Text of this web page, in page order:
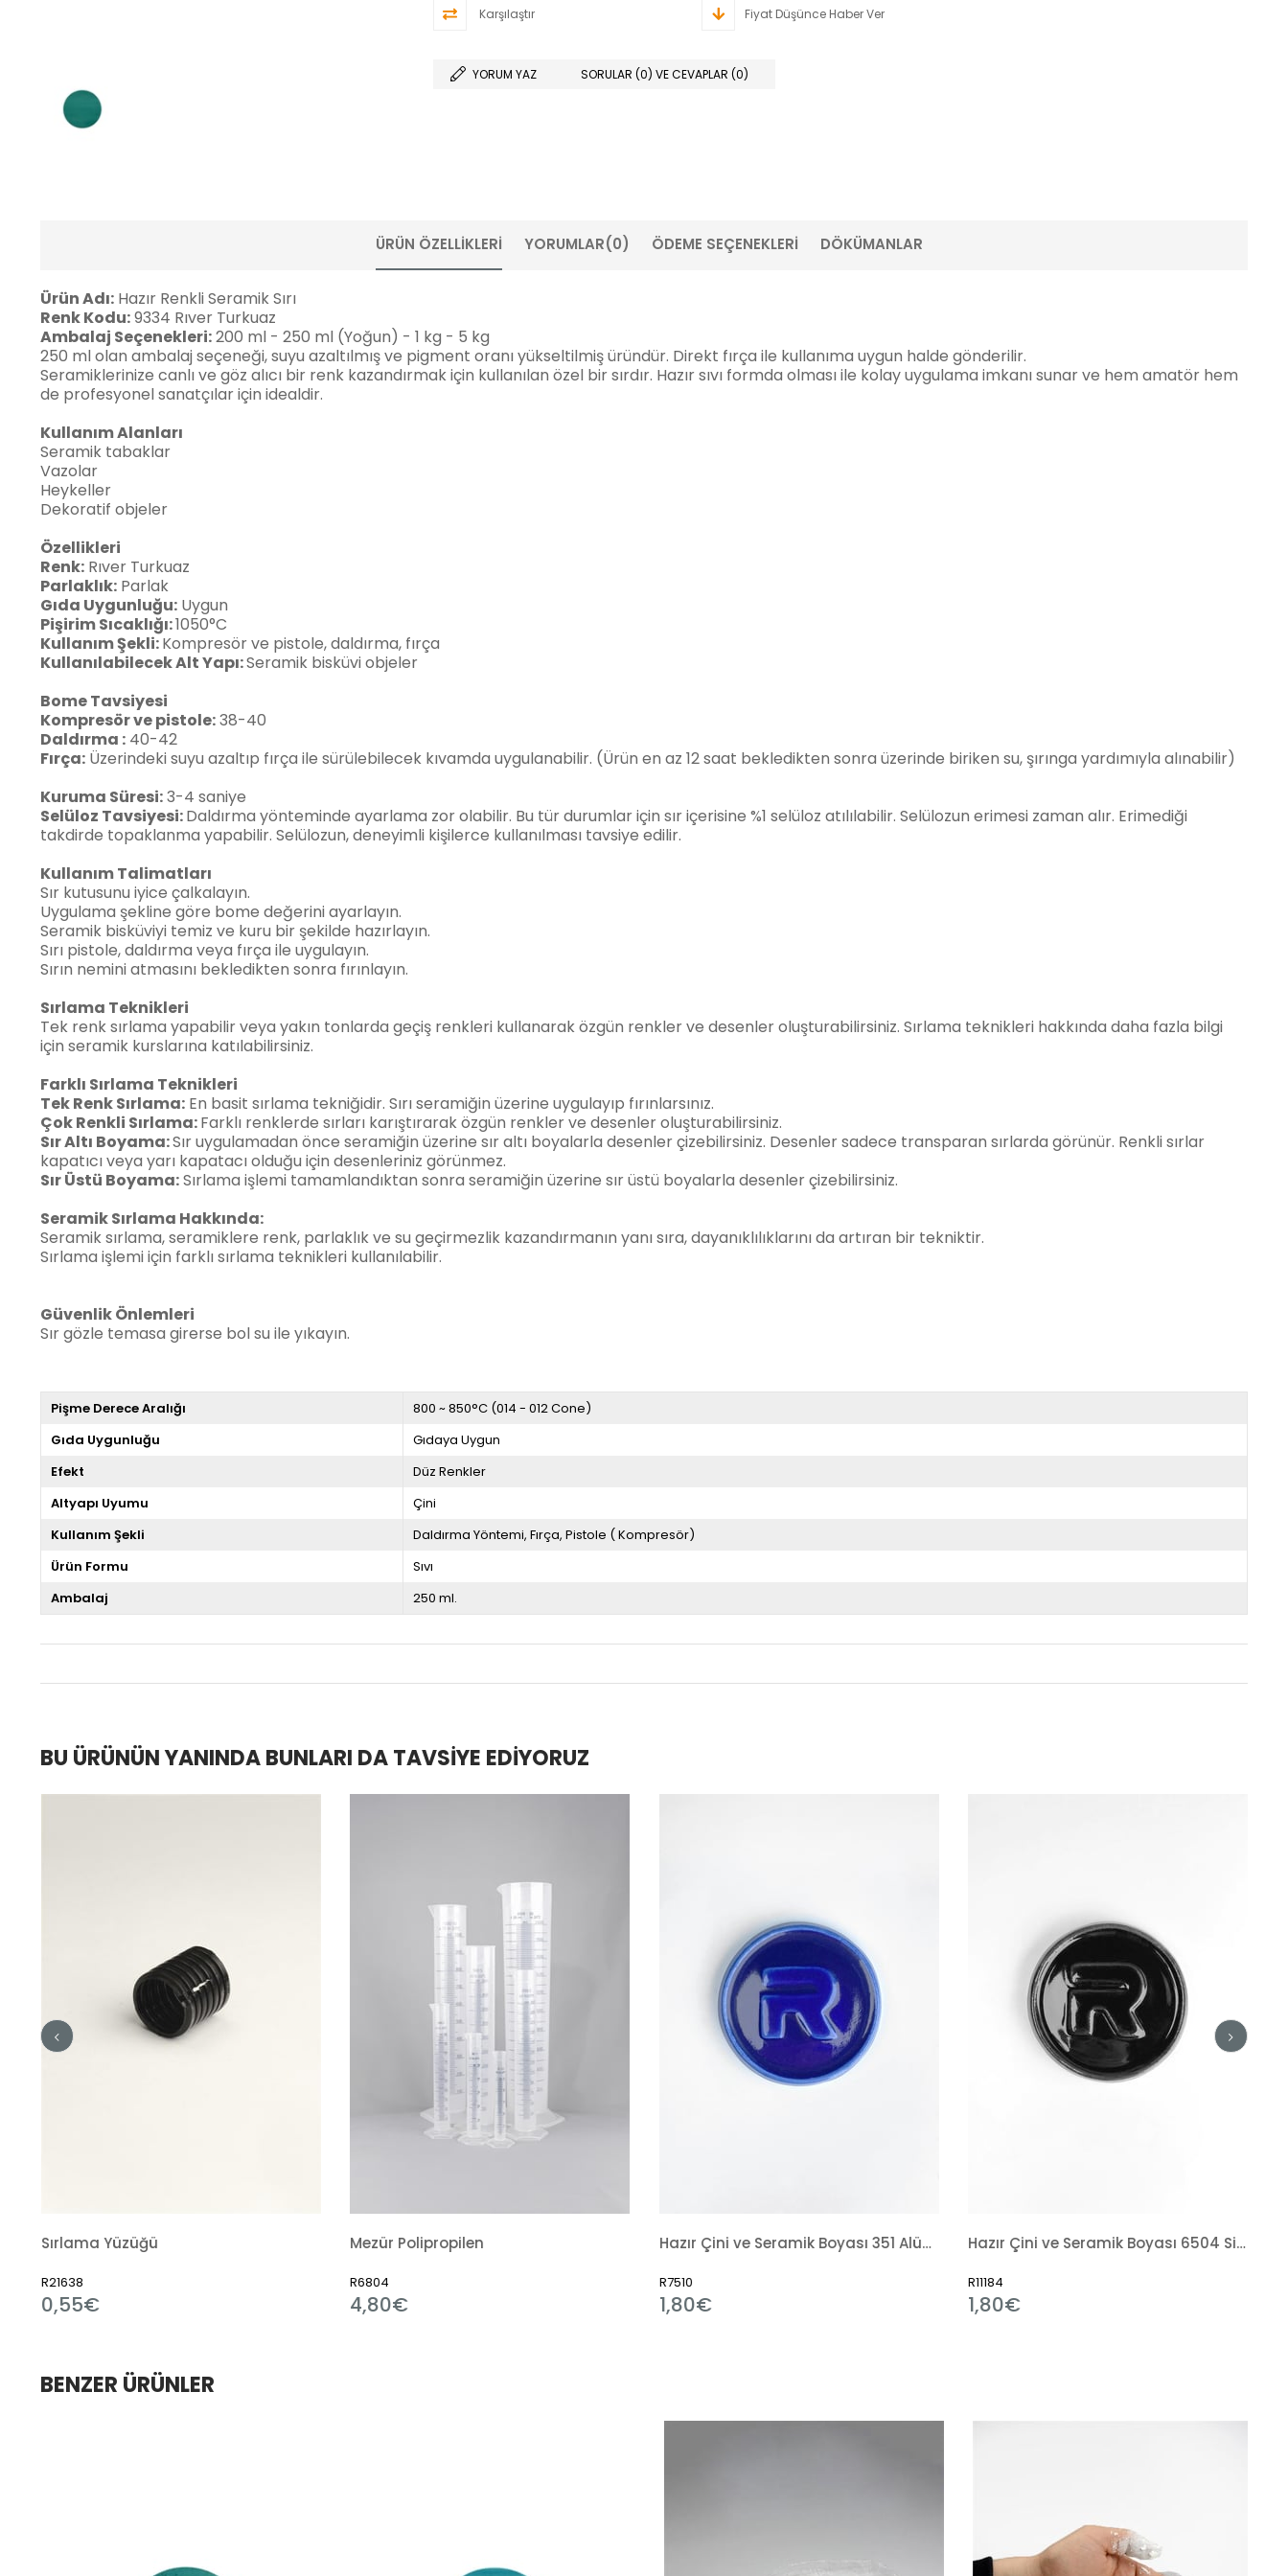
Karşılaştır Fiyat Düşünce Haber Ver
YORUM YAZ SORULAR (0) VE CEVAPLAR (0)
ÜRÜN ÖZELLIKLERI YORUMLAR(0) ÖDEME SEÇENEKLERI DÖKÜMANLAR
Ürün Adı: Hazır Renkli Seramik Sırı
Renk Kodu:9334 Rıver Turkuaz
Ambalaj Seçenekleri:200 ml - 250 ml (Yoğun) - 1 kg - 5 kg
250 ml olan ambalaj seçeneği, suyu azaltılmış ve pigment oranı yükseltilmiş üründür. Direkt fırça ile kullanıma uygun halde gönderilir.
Seramiklerinize canlı ve göz alıcı bir renk kazandırmak için kullanılan özel bir sırdır. Hazır sıvı formda olması ile kolay uygulama imkanı sunar ve hem amatör hem
de profesyonel sanatçılar için idealdir.
Kullanım Alanları
Seramik tabaklar
Vazolar
Heykeller
Dekoratif objeler
Özellikleri
Renk: Rıver Turkuaz
Parlaklık: Parlak
Gıda Uygunluğu: Uygun
Pişirim Sıcaklığı:1050°C
Kullanım Şekli:Kompresör ve pistole, daldırma, fırça
Kullanılabilecek Alt Yapı:Seramik bisküvi objeler
Bome Tavsiyesi
Kompresör ve pistole:38-40
Daldırma : 40-42
Fırça: Üzerindeki suyu azaltıp fırça ile sürülebilecek kıvamda uygulanabilir. (Ürün en az 12 saat bekledikten sonra üzerinde biriken su, şırınga yardımıyla alınabilir)
Kuruma Süresi:3-4 saniye
Selüloz Tavsiyesi:Daldırma yönteminde ayarlama zor olabilir. Bu tür durumlar için sır içerisine %1 selüloz atılılabilir. Selülozun erimesi zaman alır. Erimediği
takdirde topaklanma yapabilir. Selülozun, deneyimli kişilerce kullanılması tavsiye edilir.
Kullanım Talimatları
Sır kutusunu iyice çalkalayın.
Uygulama şekline göre bome değerini ayarlayın.
Seramik bisküviyi temiz ve kuru bir şekilde hazırlayın.
Sırı pistole, daldırma veya fırça ile uygulayın.
Sırın nemini atmasını bekledikten sonra fırınlayın.
Sırlama Teknikleri
Tek renk sırlama yapabilir veya yakın tonlarda geçiş renkleri kullanarak özgün renkler ve desenler oluşturabilirsiniz. Sırlama teknikleri hakkında daha fazla bilgi
için seramik kurslarına katılabilirsiniz.
Farklı Sırlama Teknikleri
Tek Renk Sırlama: En basit sırlama tekniğidir. Sırı seramiğin üzerine uygulayıp fırınlarsınız.
Çok Renkli Sırlama:Farklı renklerde sırları karıştırarak özgün renkler ve desenler oluşturabilirsiniz.
Sır Altı Boyama:Sır uygulamadan önce seramiğin üzerine sır altı boyalarla desenler çizebilirsiniz. Desenler sadece transparan sırlarda görünür. Renkli sırlar
kapatıcı veya yarı kapatacı olduğu için desenleriniz görünmez.
Sır Üstü Boyama:Sırlama işlemi tamamlandıktan sonra seramiğin üzerine sır üstü boyalarla desenler çizebilirsiniz.
Seramik Sırlama Hakkında:
Seramik sırlama, seramiklere renk, parlaklık ve su geçirmezlik kazandırmanın yanı sıra, dayanıklılıklarını da artıran bir tekniktir.
Sırlama işlemi için farklı sırlama teknikleri kullanılabilir.
Güvenlik Önlemleri
Sır gözle temasa girerse bol su ile yıkayın.
Pişme Derece Aralığı
800 ~ 850°C (014 - 012 Cone)
Gıda Uygunluğu
Gıdaya Uygun
Efekt
Düz Renkler
Altyapı Uyumu
Çini
Kullanım Şekli
Daldırma Yöntemi Fırça Pistole ( Kompresör)
Ürün Formu
Sıvı
Ambalaj
250 ml.
BU ÜRÜNÜN YANINDA BUNLARI DA TAVSIYE EDIYORUZ
Mezür Polipropilen Hazır Çini ve Seramik Boyası 351 Alümina Mavi Hazır Çini ve Seramik Boyası 6504 Siyah Tahrir Sırlama Fırçası
BENZER ÜRÜNLER